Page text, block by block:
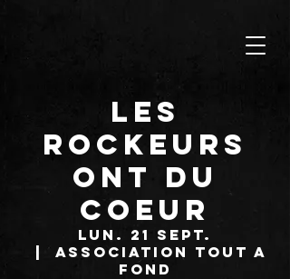
LES
ROCKEURS
ONT DU
COEUR
lun. 21 sept.
  |
ASSOCIATION TOUT A
FOND